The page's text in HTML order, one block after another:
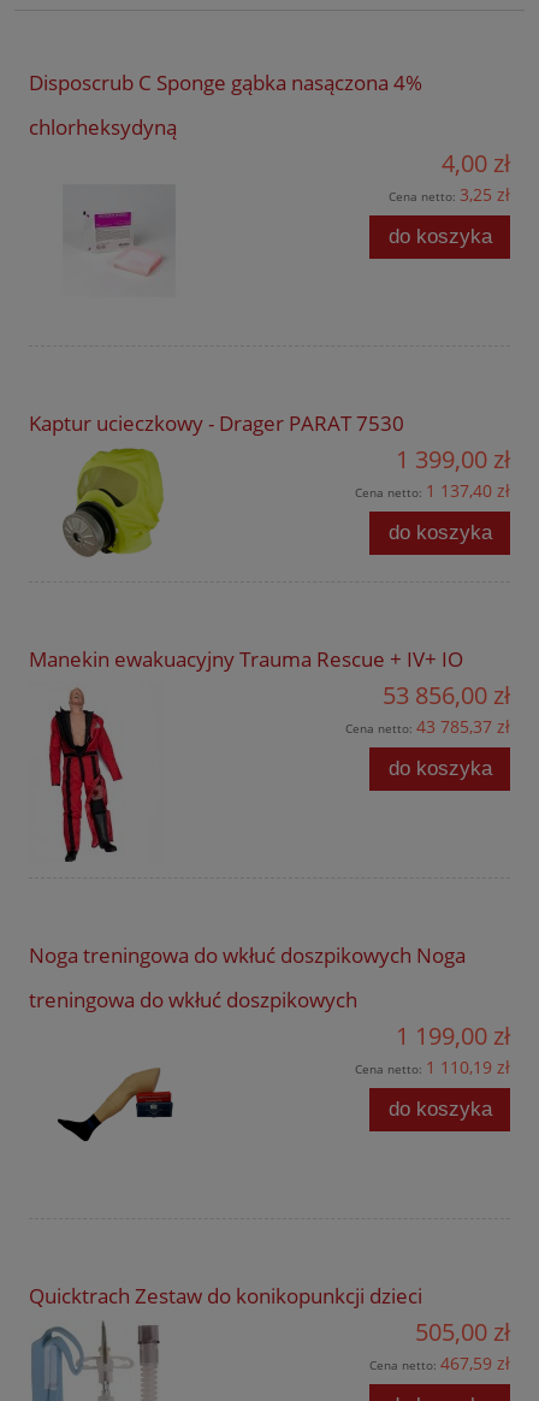
Disposcrub C Sponge gąbka nasączona 4%
chlorheksydyną
4,00 zł
Cena netto: 3,25 zł
do koszyka
Kaptur ucieczkowy - Drager PARAT 7530
1 399,00 zł
Cena netto: 1 137,40 zł
do koszyka
Manekin ewakuacyjny Trauma Rescue + IV+ IO
53 856,00 zł
Cena netto: 43 785,37 zł
do koszyka
Noga treningowa do wkłuć doszpikowych Noga
treningowa do wkłuć doszpikowych
1 199,00 zł
Cena netto: 1 110,19 zł
do koszyka
Quicktrach Zestaw do konikopunkcji dzieci
505,00 zł
Cena netto: 467,59 zł